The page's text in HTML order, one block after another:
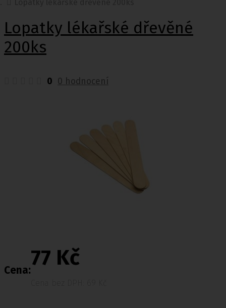
Lopatky lékařské dřevěné
200ks
0 0 hodnocení
Cena:
77 Kč